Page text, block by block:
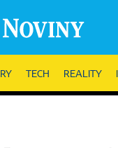
TECH REALITY